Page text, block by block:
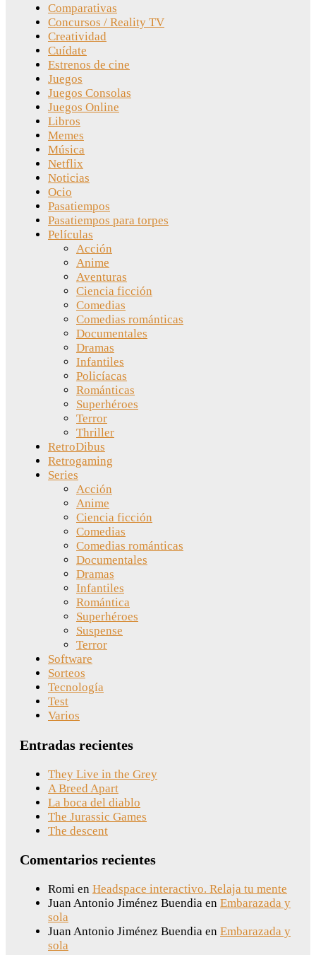
Comparativas
Concursos / Reality TV
Creatividad
Cuídate
Estrenos de cine
Juegos
Juegos Consolas
Juegos Online
Libros
Memes
Música
Netflix
Noticias
Ocio
Pasatiempos
Pasatiempos para torpes
Películas
Acción
Anime
Aventuras
Ciencia ficción
Comedias
Comedias románticas
Documentales
Dramas
Infantiles
Policíacas
Románticas
Superhéroes
Terror
Thriller
RetroDibus
Retrogaming
Series
Acción
Anime
Ciencia ficción
Comedias
Comedias románticas
Documentales
Dramas
Infantiles
Romántica
Superhéroes
Suspense
Terror
Software
Sorteos
Tecnología
Test
Varios
Entradas recientes
They Live in the Grey
A Breed Apart
La boca del diablo
The Jurassic Games
The descent
Comentarios recientes
Romi en Headspace interactivo. Relaja tu mente
Juan Antonio Jiménez Buendia en Embarazada y
sola
Juan Antonio Jiménez Buendia en Embarazada y
sola